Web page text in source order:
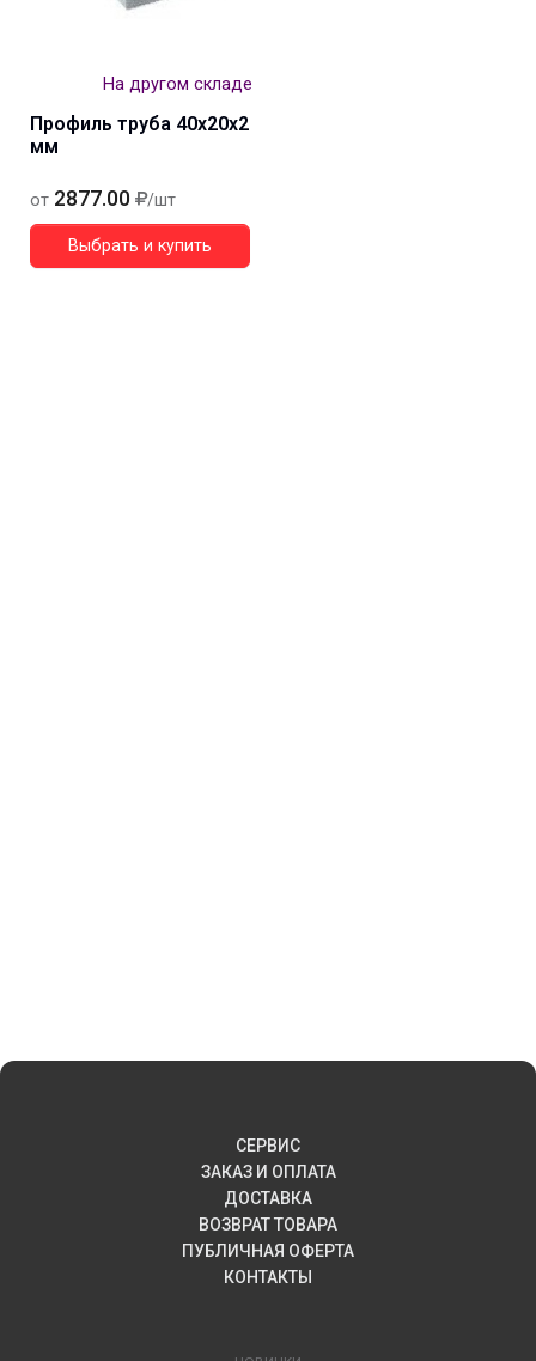
На другом складе
Профиль труба 40х20х2
мм
от 2877.00 /шт
Выбрать и купить
СЕРВИС
ЗАКАЗ И ОПЛАТА
ДОСТАВКА
ВОЗВРАТ ТОВАРА
ПУБЛИЧНАЯ ОФЕРТА
КОНТАКТЫ